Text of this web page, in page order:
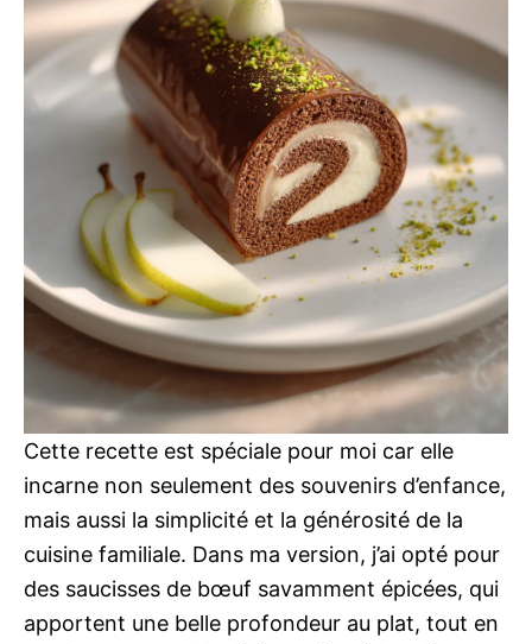
Cette recette est spéciale pour moi car elle
incarne non seulement des souvenirs d’enfance,
mais aussi la simplicité et la générosité de la
cuisine familiale. Dans ma version, j’ai opté pour
des saucisses de bœuf savamment épicées, qui
apportent une belle profondeur au plat, tout en